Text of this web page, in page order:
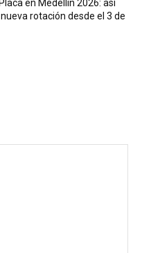
en Medellín 2026: así
rotación desde el 3 de